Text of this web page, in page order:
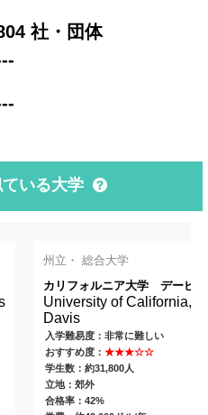
社・団体
いる大学
州立・ 総合大学
カリフォルニア大学 デービス
University of California,
Davis
入学難易度：非常に難しい
おすすめ度： ★★★☆☆
学生数：約31,800人
立地：郊外
合格率：42%